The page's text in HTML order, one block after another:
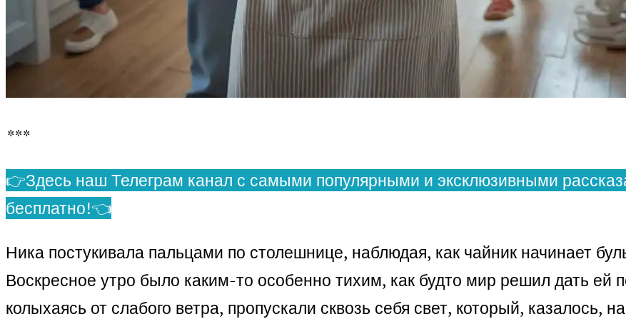
***
👉Здесь наш Телеграм канал с самыми популярными и эксклюзивными
бесплатно!👈
Ника постукивала пальцами по столешнице, наблюдая, как чайник начинает
Воскресное утро было каким-то особенно тихим, как будто мир решил дать ей
колыхаясь от слабого ветра, пропускали сквозь себя свет, который,